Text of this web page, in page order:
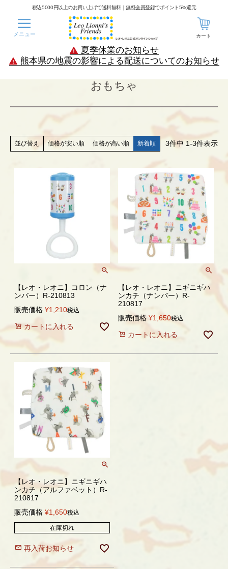
税込5000円以上のお買い上げで送料無料｜無料会員登録でポイント5%還元
メニュー カート
夏季休業のお知らせ
熊本県の地震の影響による配送についてのお知らせ
おもちゃ
並び替え 価格が安い順 価格が高い順 新着順 3件中 1-3件表示
【レオ・レオニ】コロン（ナ
ンバー）R-210813
販売価格 ¥1,210税込
カートに入れる
【レオ・レオニ】ニギニギハ
ンカチ（ナンバー）R-
210817
販売価格 ¥1,650税込
カートに入れる
【レオ・レオニ】ニギニギハ
ンカチ（アルファベット）R-
210817
販売価格 ¥1,650税込
在庫切れ
再入荷お知らせ